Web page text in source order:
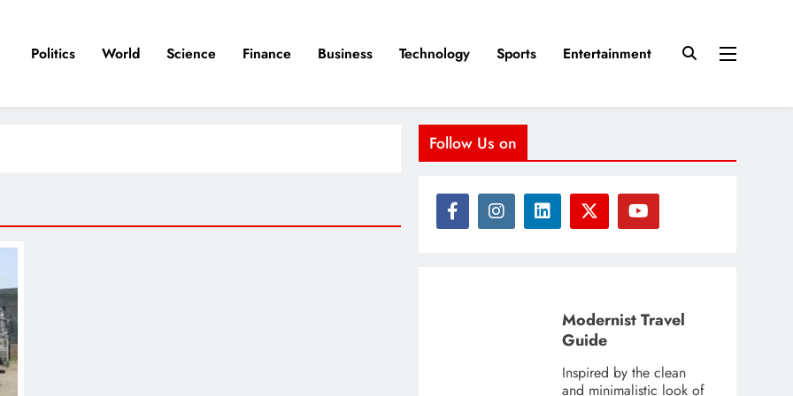
Politics World Science Finance Business Technology Sports Entertainment
Follow Us on
Modernist Travel
Guide
Inspired by the clean
and minimalistic look of